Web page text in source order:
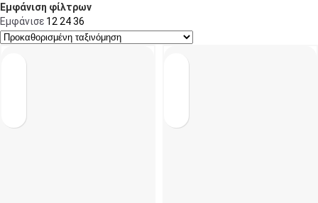
Εμφάνιση φίλτρων
Εμφάνισε 122436